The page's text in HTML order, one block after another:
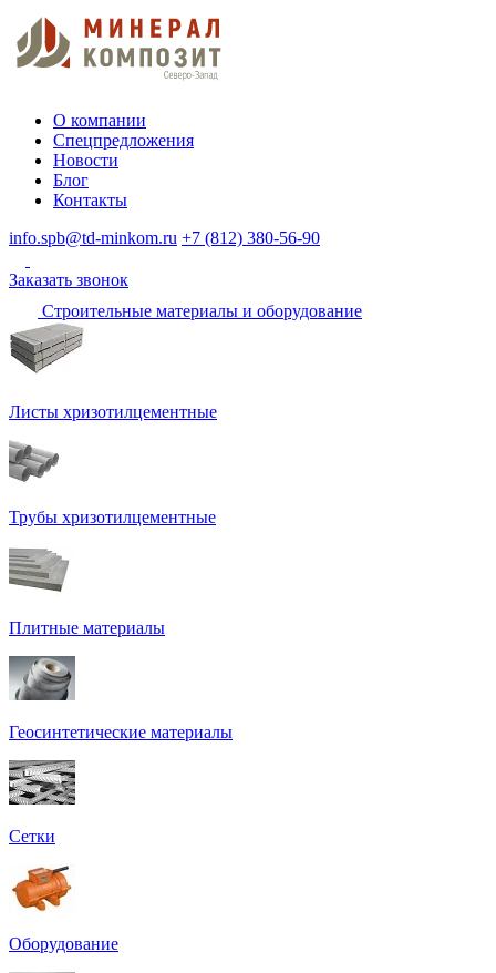
О компании
Спецпредложения
Новости
Блог
Контакты
info.spb@td-minkom.ru +7 (812) 380-56-90
Заказать звонок
Строительные материалы и оборудование
Листы хризотилцементные
Трубы хризотилцементные
Плитные материалы
Геосинтетические материалы
Сетки
Оборудование